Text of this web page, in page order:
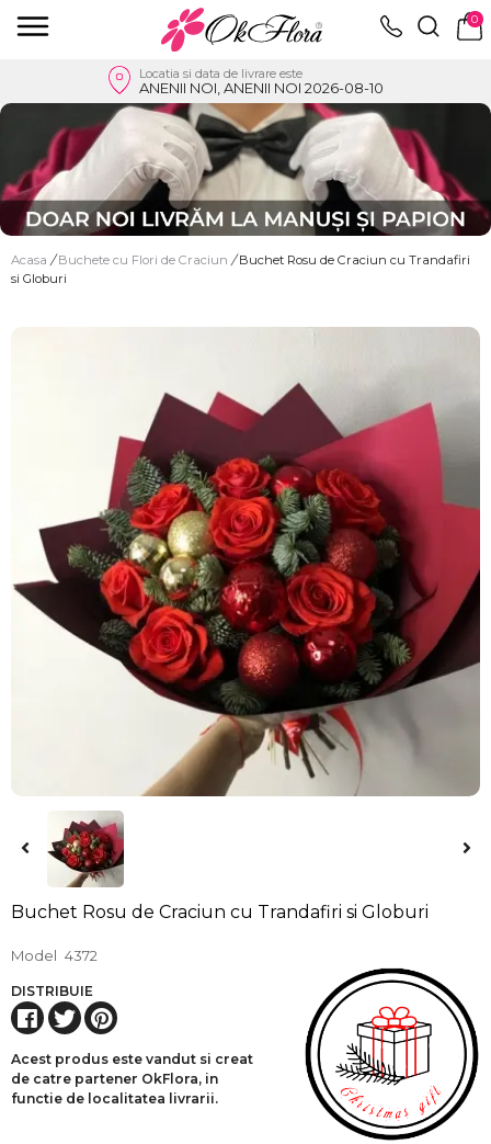
0
Locatia si data de livrare este
ANENII NOI, ANENII NOI 2026-08-10
Acasa / Buchete cu Flori de Craciun / Buchet Rosu de Craciun cu Trandafiri
si Globuri
Buchet Rosu de Craciun cu Trandafiri si Globuri
Model 4372
DISTRIBUIE
Acest produs este vandut si creat
de catre partener OkFlora, in
functie de localitatea livrarii.